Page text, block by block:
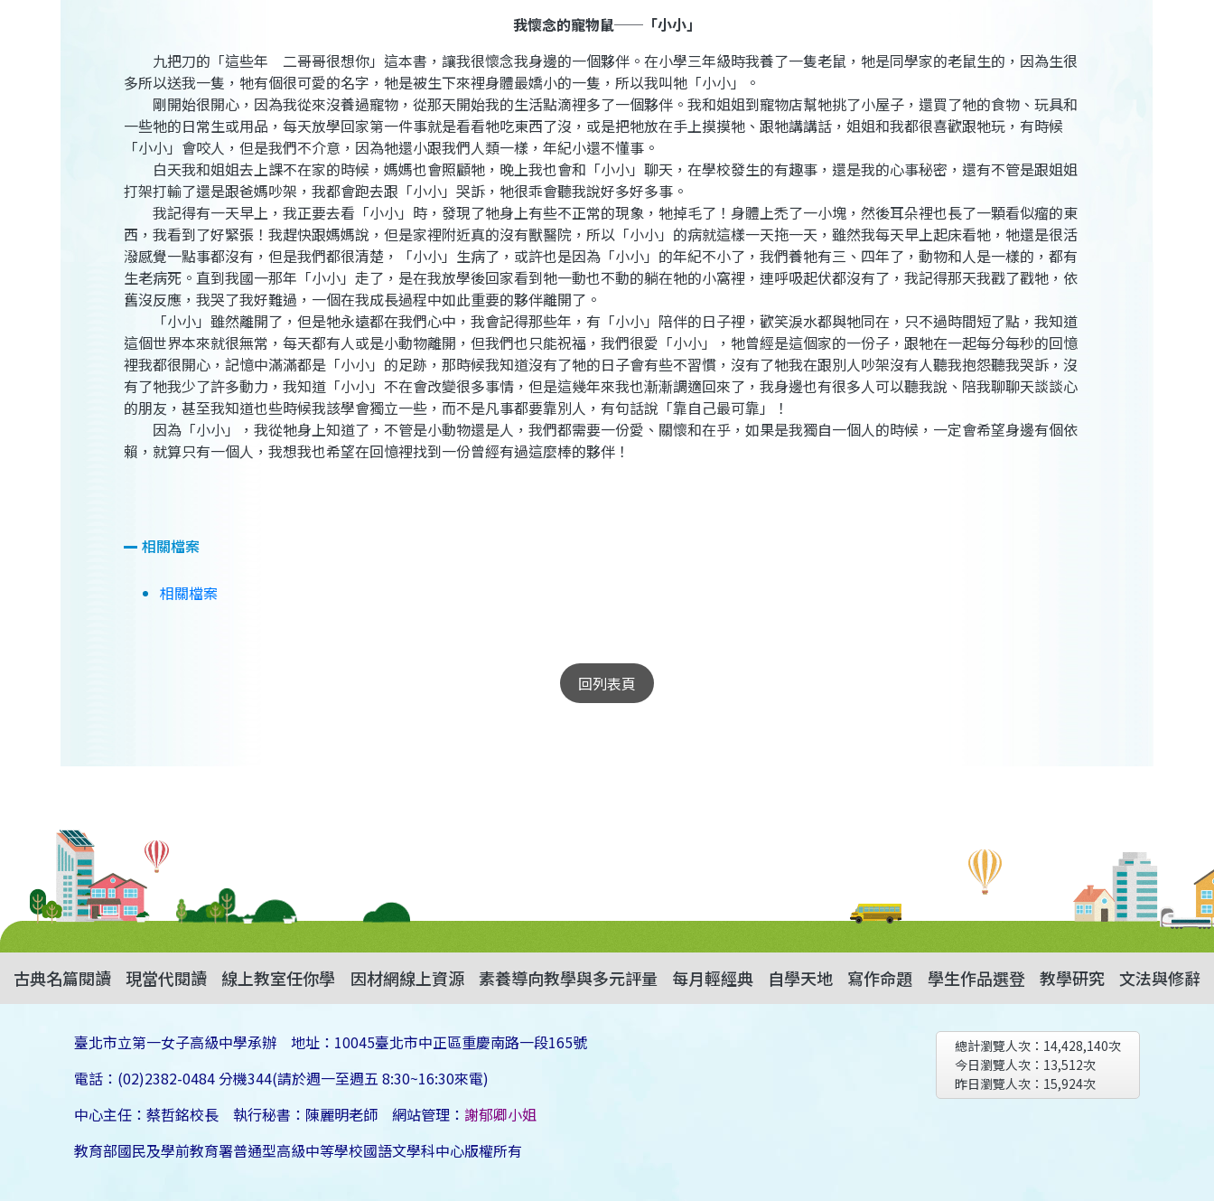
我懷念的寵物鼠──「小小」
九把刀的「這些年 二哥哥很想你」這本書，讓我很懷念我身邊的一個夥伴。在小學三年級時我養了一隻老鼠，牠是同學家的老鼠生的，因為生很
多所以送我一隻，牠有個很可愛的名字，牠是被生下來裡身體最嬌小的一隻，所以我叫牠「小小」。
剛開始很開心，因為我從來沒養過寵物，從那天開始我的生活點滴裡多了一個夥伴。我和姐姐到寵物店幫牠挑了小屋子，還買了牠的食物、玩具和
一些牠的日常生或用品，每天放學回家第一件事就是看看牠吃東西了沒，或是把牠放在手上摸摸牠、跟牠講講話，姐姐和我都很喜歡跟牠玩，有時候
「小小」會咬人，但是我們不介意，因為牠還小跟我們人類一樣，年紀小還不懂事。
白天我和姐姐去上課不在家的時候，媽媽也會照顧牠，晚上我也會和「小小」聊天，在學校發生的有趣事，還是我的心事秘密，還有不管是跟姐姐
打架打輸了還是跟爸媽吵架，我都會跑去跟「小小」哭訴，牠很乖會聽我說好多好多事。
我記得有一天早上，我正要去看「小小」時，發現了牠身上有些不正常的現象，牠掉毛了！身體上禿了一小塊，然後耳朵裡也長了一顆看似瘤的東
西，我看到了好緊張！我趕快跟媽媽說，但是家裡附近真的沒有獸醫院，所以「小小」的病就這樣一天拖一天，雖然我每天早上起床看牠，牠還是很活
潑感覺一點事都沒有，但是我們都很清楚，「小小」生病了，或許也是因為「小小」的年紀不小了，我們養牠有三、四年了，動物和人是一樣的，都有
生老病死。直到我國一那年「小小」走了，是在我放學後回家看到牠一動也不動的躺在牠的小窩裡，連呼吸起伏都沒有了，我記得那天我戳了戳牠，依
舊沒反應，我哭了我好難過，一個在我成長過程中如此重要的夥伴離開了。
「小小」雖然離開了，但是牠永遠都在我們心中，我會記得那些年，有「小小」陪伴的日子裡，歡笑淚水都與牠同在，只不過時間短了點，我知道
這個世界本來就很無常，每天都有人或是小動物離開，但我們也只能祝福，我們很愛「小小」，牠曾經是這個家的一份子，跟牠在一起每分每秒的回憶
裡我都很開心，記憶中滿滿都是「小小」的足跡，那時候我知道沒有了牠的日子會有些不習慣，沒有了牠我在跟別人吵架沒有人聽我抱怨聽我哭訴，沒
有了牠我少了許多動力，我知道「小小」不在會改變很多事情，但是這幾年來我也漸漸調適回來了，我身邊也有很多人可以聽我說、陪我聊聊天談談心
的朋友，甚至我知道也些時候我該學會獨立一些，而不是凡事都要靠別人，有句話說「靠自己最可靠」！
因為「小小」，我從牠身上知道了，不管是小動物還是人，我們都需要一份愛、關懷和在乎，如果是我獨自一個人的時候，一定會希望身邊有個依
賴，就算只有一個人，我想我也希望在回憶裡找到一份曾經有過這麼棒的夥伴！
相關檔案
相關檔案
回列表頁
古典名篇閱讀 現當代閱讀 線上教室任你學 因材網線上資源 素養導向教學與多元評量 每月輕經典 自學天地 寫作命題 學生作品選登 教學研究 文法與修辭
臺北市立第一女子高級中學承辦 地址：10045臺北市中正區重慶南路一段165號
電話：(02)2382-0484 分機344(請於週一至週五 8:30~16:30來電)
中心主任：蔡哲銘校長 執行秘書：陳麗明老師 網站管理：謝郁卿小姐
教育部國民及學前教育署普通型高級中等學校國語文學科中心版權所有
總計瀏覽人次： 14,428,140次
今日瀏覽人次： 13,512次
昨日瀏覽人次： 15,924次